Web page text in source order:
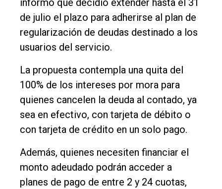
Rural
Deportes
Fúnebres
Edición
Empresa
Nosotros
Contacto
de julio el plazo para adherirse al plan de
regularización de deudas destinado a los
usuarios del servicio.
La propuesta contempla una quita del
100% de los intereses por mora para
quienes cancelen la deuda al contado, ya
sea en efectivo, con tarjeta de débito o
con tarjeta de crédito en un solo pago.
Además, quienes necesiten financiar el
monto adeudado podrán acceder a
planes de pago de entre 2 y 24 cuotas,